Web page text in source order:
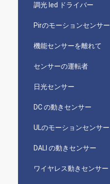
調光 led ドライバー
Pirのモーションセンサー
機能センサーを離れて
センサーの運転者
日光センサー
DC の動きセンサー
ULのモーションセンサー
DALI の動きセンサー
ワイヤレス動きセンサー